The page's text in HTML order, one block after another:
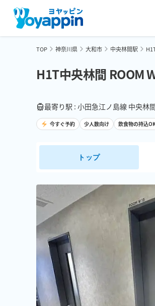
TOP 神奈川県 大和市 中央林間駅
H1T中央林間 ROOM
最寄り駅 : 小田急江ノ島線 中央林
今すぐ予約 少人数向け 飲食物の持込
トップ